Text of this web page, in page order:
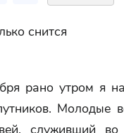
снится
рано утром я
Молодые
служивший